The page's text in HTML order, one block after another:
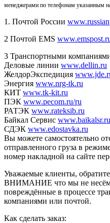
менеджерами по телефонам указанным на
1. Почтой России
2 Почтой EMS
3 Транспортными
Деловые линии www.dellin.ru
ЖелдорЭкспедиция
Энергия www.nrg-tk.ru
КИТ www.tk-kit.ru
ПЭК www.pecom.ru/ru
РАТЭК www.rateksib.ru
Байкал Сервис www.baikalsr.ru
СДЭК www.edostavka.ru
Вы можете самостоятельно
отправленного груза в
номер накладной на сайте
Уважаемые клиенты,
ВНИМАНИЕ что мы не несём
повреждённые в процессе
компаниями или почтой.
Как сделать заказ: